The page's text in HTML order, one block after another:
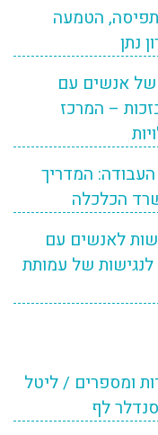
תפיסה, הטמעה
נתן
של אנשים עם
– המרכז
המדריך
הכלכלה
לאנשים עם
של עמותת
ומספרים / ליטל
לף